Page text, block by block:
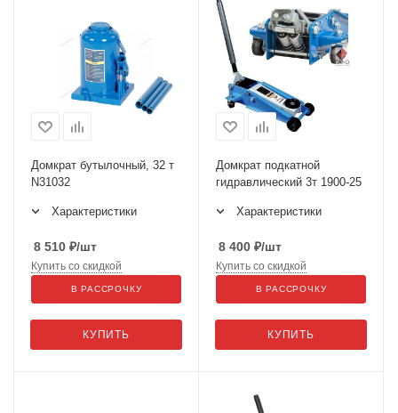
Домкрат бутылочный, 32 т
N31032
Характеристики
8 510 ₽/шт
КУПИТЬ
Купить со скидкой
В РАССРОЧКУ
Домкрат подкатной
гидравлический 3т 1900-25
Характеристики
8 400 ₽/шт
КУПИТЬ
Купить со скидкой
В РАССРОЧКУ